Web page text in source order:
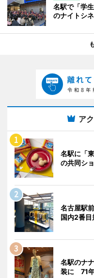
名駅で「学
のナイトシ
ア
名駅に「
の共同シ
名古屋駅
国内2番目
名駅のナ
装に 71年